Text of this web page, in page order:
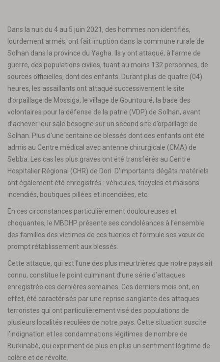
Dans la nuit du 4 au 5 juin 2021, des hommes non identifiés,
lourdement armés, ont fait irruption dans la commune rurale de
Solhan dans la province du Yagha. Ils y ont attaqué, à l’arme de
guerre, des populations civiles, tuant au moins 132 personnes, de
sources officielles, dont des enfants. Durant plus de quatre (04)
heures, les assaillants ont attaqué successivement le site
d’orpaillage de Mossiga, le village de Gountouré, la base des
volontaires pour la défense de la patrie (VDP) de Solhan, avant
d’achever leur sale besogne sur un second site d’orpaillage de
Solhan. Plus d’une centaine de blessés dont des enfants ont été
admis au Centre médical avec antenne chirurgicale (CMA) de
Sebba. Les cas les plus graves ont été transférés au Centre
Hospitalier Régional (CHR) de Dori. D’importants dégâts matériels
ont également été enregistrés : véhicules, tricycles et maisons
incendiés, boutiques pillées et incendiées, etc.
En ces circonstances particulièrement douloureuses et
choquantes, le MBDHP présente ses condoléances à l’ensemble
des familles des victimes de ces tueries et formule ses vœux de
prompt rétablissement aux blessés.
Cette attaque, qui est l’une des plus meurtrières que notre pays ait
connu, constitue le point culminant d’une série d’attaques
enregistrée ces dernières semaines. Ces derniers mois ont, en
effet, été caractérisés par une reprise sanglante des attaques
terroristes qui ont particulièrement visé des populations de
plusieurs localités reculées de notre pays. Cette situation suscite
l’indignation et les condamnations légitimes de nombre de
Burkinabè, qui expriment de plus en plus un sentiment légitime de
colère et de révolte.